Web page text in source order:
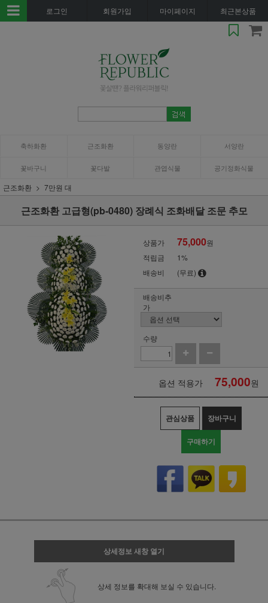
로그인 회원가입 마이페이지 최근본상품
축하화환 근조화환 동양란 서양란
꽃바구니 꽃다발 관엽식물 공기정화식물
근조화환 7만원 대
근조화환 고급형(pb-0480) 장례식 조화배달 조문 추모
상품가 75,000원
적립금
1%
배송비
(무료)
배송비추
가
수량
옵션 적용가 75,000원
관심상품 장바구니
구매하기
상세정보 새창 열기
상세 정보를 확대해 보실 수 있습니다.